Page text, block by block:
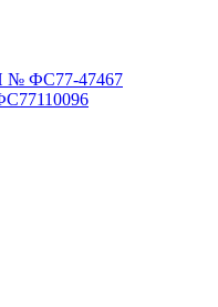
№ ФС77-47467